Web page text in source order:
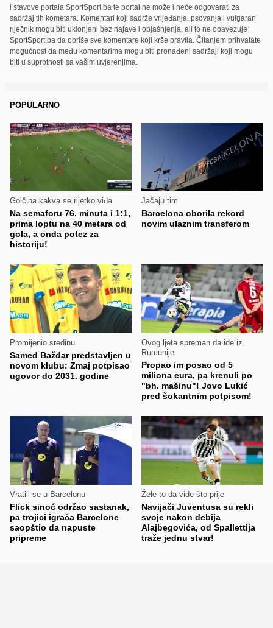
i stavove portala SportSport.ba te portal ne može i neće odgovarati za
sadržaj tih kometara. Komentari koji sadrže vrijeđanja, psovanja i vulgaran
riječnik mogu biti uklonjeni bez najave i objašnjenja, ali to ne obavezuje
SportSport.ba da obriše sve komentare koji krše pravila. Čitanjem prihvatate
mogućnost da među komentarima mogu biti pronađeni sadržaji koji mogu
biti u suprotnosti sa vašim uvjerenjima.
POPULARNO
Golčina kakva se rijetko viđa
Na semaforu 76. minuta i 1:1,
prima loptu na 40 metara od
gola, a onda potez za
historiju!
Jačaju tim
Barcelona oborila rekord
novim ulaznim transferom
Promijenio sredinu
Samed Baždar predstavljen u
novom klubu: Zmaj potpisao
ugovor do 2031. godine
Ovog ljeta spreman da ide iz
Rumunije
Propao im posao od 5
miliona eura, pa krenuli po
"bh. mašinu"! Jovo Lukić
pred šokantnim potpisom!
Vratili se u Barcelonu
Flick sinoć održao sastanak,
pa trojici igrača Barcelone
saopštio da napuste
pripreme
Žele to da vide što prije
Navijači Juventusa su rekli
svoje nakon debija
Alajbegovića, od Spallettija
traže jednu stvar!